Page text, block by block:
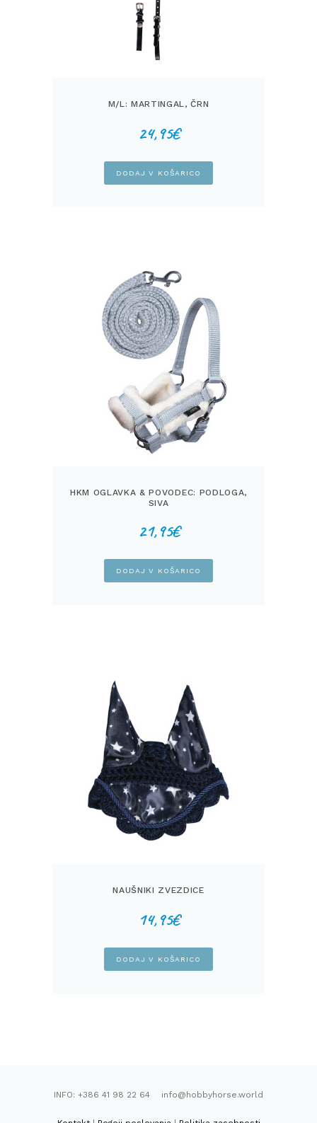
M/L: MARTINGAL, ČRN
24,95€
DODAJ V KOŠARICO
HKM OGLAVKA & POVODEC: PODLOGA,
SIVA
21,95€
DODAJ V KOŠARICO
NAUŠNIKI ZVEZDICE
14,95€
DODAJ V KOŠARICO
INFO: +386 41 98 22 64 info@hobbyhorse.world